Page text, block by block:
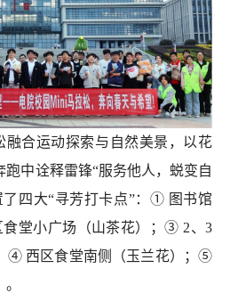
融合运动探索与自然美景，以花
跑中诠释雷锋“服务他人，蜕变自
了四大“寻芳打卡点”： ① 图书馆
食堂小广场（山茶花） ； ③ 2、3
④ 西区食堂南侧（玉兰花） ； ⑤
。